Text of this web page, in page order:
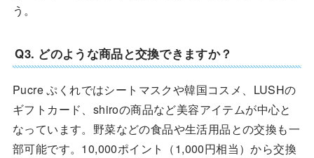
う。
Q3. どのような商品と交換できますか？
Pucre ぷくれではシートマスクや韓国コスメ、LUSHの
ギフトカード、shiroの商品など美容アイテムが中心と
なっています。野菜などの食品や生活用品との交換も一
部可能です。10,000ポイント（1,000円相当）から交換